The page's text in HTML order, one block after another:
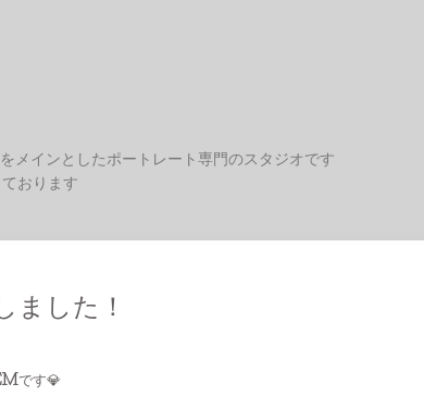
メインとしたポートレート専門のスタジオです
おります
ました！
です💎